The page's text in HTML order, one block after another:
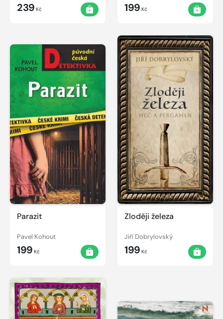
239 Kč 199 Kč
Parazit
Pavel Kohout
199 Kč
Zloději železa
Jiří Dobrylovský
199 Kč